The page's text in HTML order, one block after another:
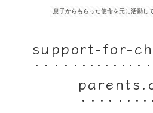
息子からもらった使命を元に活動し
support-for-